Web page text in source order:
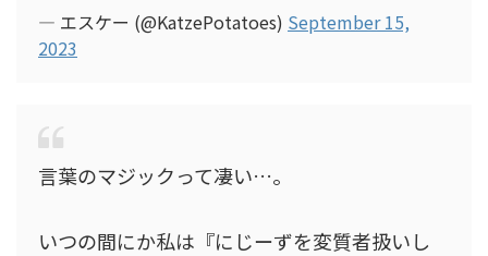
— エスケー (@KatzePotatoes) September 15,
2023
言葉のマジックって凄い…。
いつの間にか私は『にじーずを変質者扱いし